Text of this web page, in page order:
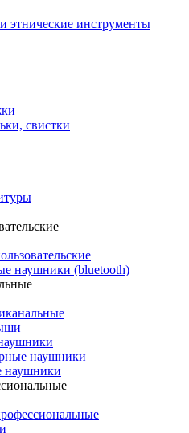
этнические инструменты
свистки
наушники (bluetooth)
наушники
наушники